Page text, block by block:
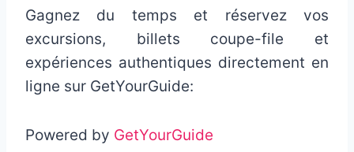
Gagnez du temps et réservez vos
excursions, billets coupe-file et
expériences authentiques directement en
ligne sur GetYourGuide:
Powered by GetYourGuide